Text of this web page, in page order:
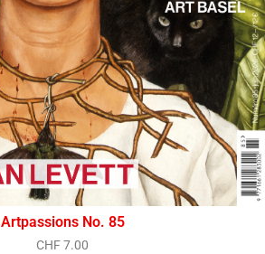
Artpassions No. 85
CHF7.00